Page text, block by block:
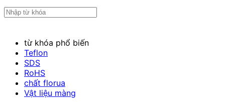
từ khóa phổ biến
Teflon
SDS
RoHS
chất florua
Vật liệu màng